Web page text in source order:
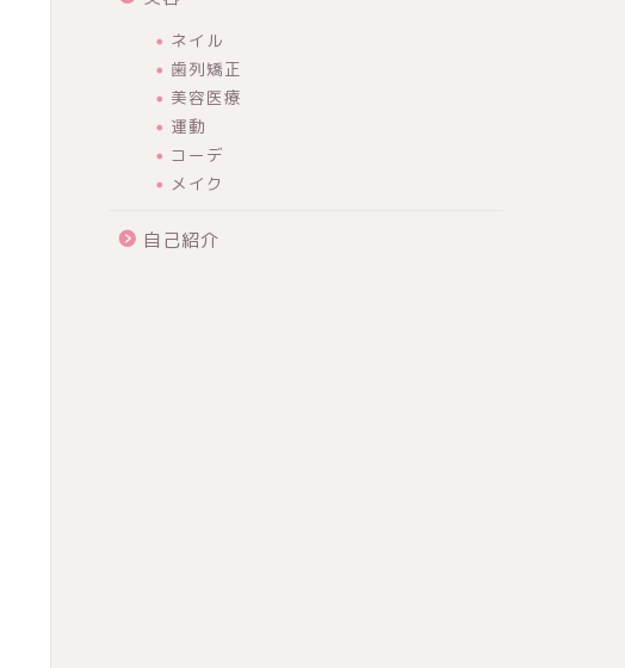
ネイル
歯列矯正
美容医療
運動
コーデ
メイク
自己紹介